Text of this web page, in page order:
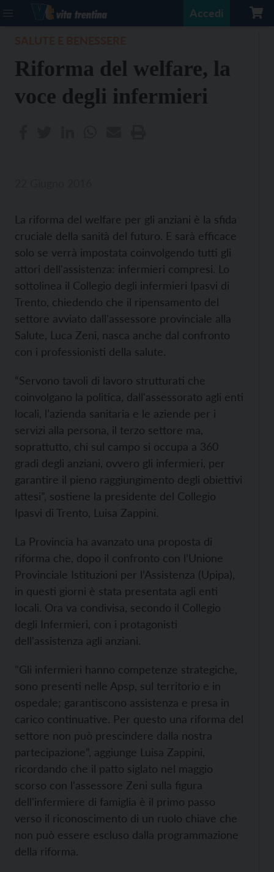
Accedi
Riforma del welfare, la
voce degli infermieri
La riforma del welfare per gli anziani è la sfida
cruciale della sanità del futuro. E sarà efficace
solo se verrà impostata coinvolgendo tutti gli
attori dell'assistenza: infermieri compresi. Lo
sottolinea il Collegio degli infermieri Ipasvi di
Trento, chiedendo che il ripensamento del
settore avviato dall'assessore provinciale alla
Salute, Luca Zeni, nasca anche dal confronto
con i professionisti della salute.
“Servono tavoli di lavoro strutturati che
coinvolgano la politica, dall'assessorato agli enti
locali, l’azienda sanitaria e le aziende per i
servizi alla persona, il terzo settore ma,
soprattutto, chi sul campo si occupa a 360
gradi degli anziani, ovvero gli infermieri, per
garantire il pieno raggiungimento degli obiettivi
attesi”, sostiene la presidente del Collegio
Ipasvi di Trento, Luisa Zappini.
La Provincia ha avanzato una proposta di
riforma che, dopo il confronto con l’Unione
Provinciale Istituzioni per l’Assistenza (Upipa),
in questi giorni è stata presentata agli enti
locali. Ora va condivisa, secondo il Collegio
degli Infermieri, con i protagonisti
dell'assistenza agli anziani.
"Gli infermieri hanno competenze strategiche,
sono presenti nelle Apsp, sul territorio e in
ospedale; garantiscono assistenza e presa in
carico continuative. Per questo una riforma del
settore non può prescindere dalla nostra
partecipazione”, aggiunge Luisa Zappini,
ricordando che il patto siglato nel maggio
scorso con l'assessore Zeni sulla figura
dell'infermiere di famiglia è il primo passo
verso il riconoscimento di un ruolo chiave che
non può essere escluso dalla programmazione
della riforma.